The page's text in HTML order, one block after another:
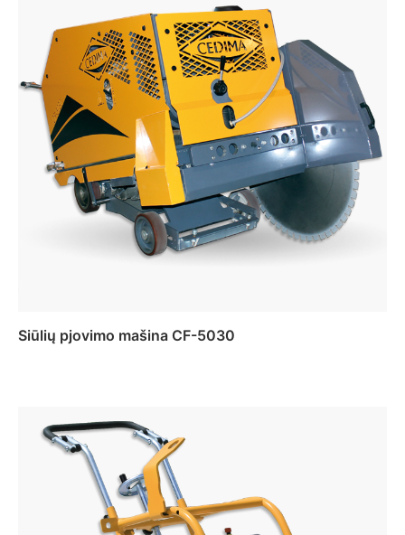
Siūlių pjovimo mašina CF-5030
Daugiau